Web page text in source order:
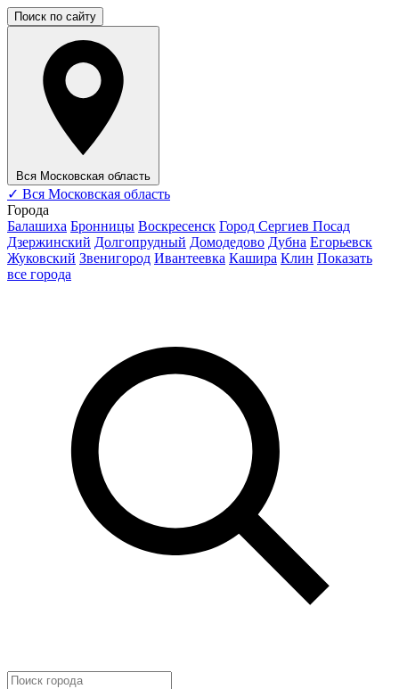
Поиск по сайту
Вся Московская область
✓ Вся Московская область
Города
Балашиха Бронницы Воскресенск Город Сергиев Посад
Дзержинский Долгопрудный Домодедово Дубна Егорьевск
Жуковский Звенигород Ивантеевка Кашира Клин Показать
все города